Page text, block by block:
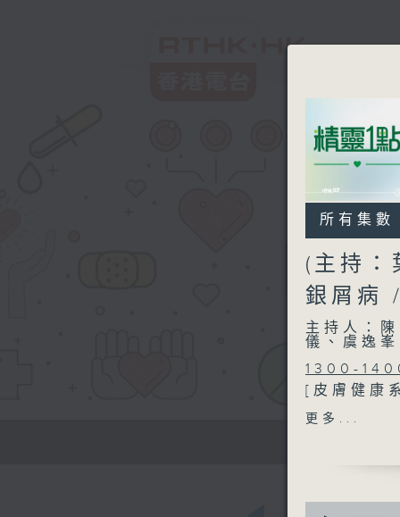
所有集數
(主持：
銀屑病
主持人：
儀、虞逸
1300-
[皮膚健康
主題：如
主題：腎
更多...